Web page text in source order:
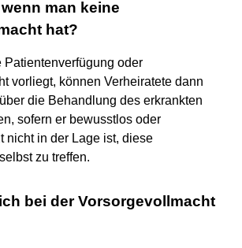
man keine
hat?
oder
vorliegt, können Verheiratete dann
die Behandlung des erkrankten
sofern er bewusstlos oder
nicht in der Lage ist, diese
zu treffen.
bei der Vorsorgevollmacht